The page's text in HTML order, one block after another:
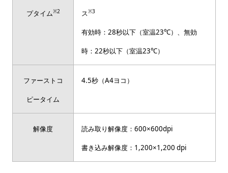
プタイム※2 ス※3
有効時：28秒以下（室温23℃）、無効
時：22秒以下（室温23℃）
ファーストコ
ピータイム
4.5秒（A4ヨコ）
解像度 読み取り解像度：600×600dpi
書き込み解像度：1,200×1,200 dpi